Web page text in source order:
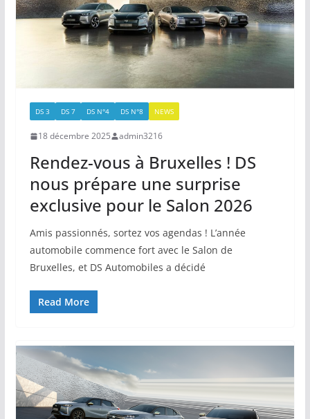
DS 3 DS 7 DS N°4 DS N°8 NEWS
18 décembre 2025 admin3216
Rendez-vous à Bruxelles ! DS
nous prépare une surprise
exclusive pour le Salon 2026
Amis passionnés, sortez vos agendas ! L’année
automobile commence fort avec le Salon de
Bruxelles, et DS Automobiles a décidé
Read More